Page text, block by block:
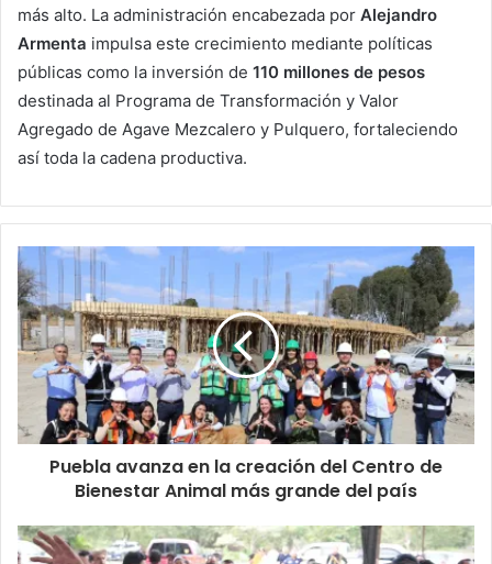
más alto. La administración encabezada por Alejandro
Armenta impulsa este crecimiento mediante políticas
públicas como la inversión de 110 millones de pesos
destinada al Programa de Transformación y Valor
Agregado de Agave Mezcalero y Pulquero, fortaleciendo
así toda la cadena productiva.
Puebla avanza en la creación del Centro de
Bienestar Animal más grande del país